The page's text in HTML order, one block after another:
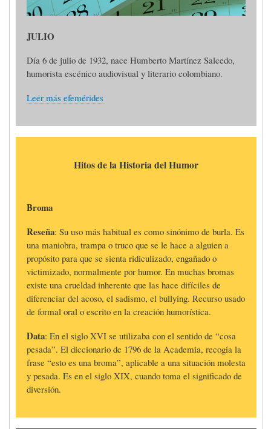
JULIO
Día 6 de julio de 1932, nace Humberto Martínez Salcedo,
humorista escénico audiovisual y literario colombiano.
Leer más efemérides
Hitos de la Historia del Humor
Broma
Reseña: Su uso más habitual es como sinónimo de burla. Es
una maniobra, trampa o truco que se le hace a alguien a
propósito para que se sienta ridiculizado, engañado o
victimizado, normalmente por humor. En muchas bromas
existe una crueldad inherente que las hace difíciles de
diferenciar del acoso, el sadismo, el bullying. Recurso usado
de formal oral o escrito en la creación humorística.
Data: En el siglo XVI se utilizaba con el sentido de “cosa
pesada”. El diccionario de 1796 de la Academia, recogía la
frase “esto es una broma”, aplicable a una situación molesta
y pesada. Es en el siglo XIX, cuando toma el significado de
diversión.